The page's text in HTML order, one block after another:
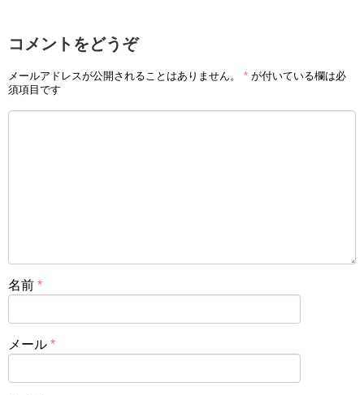
コメントをどうぞ
メールアドレスが公開されることはありません。 * が付いている欄は必
須項目です
名前 *
メール *